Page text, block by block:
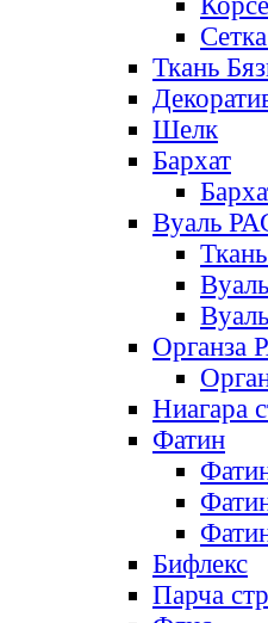
Ткань
Шелк
Бархат
Вуаль
Ниагара
Фатин
Бифлекс
Парча